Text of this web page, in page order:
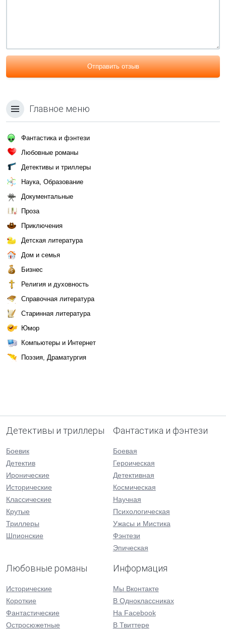
Отправить отзыв
Главное меню
Фантастика и фэнтези
Любовные романы
Детективы и триллеры
Наука, Образование
Документальные
Проза
Приключения
Детская литература
Дом и семья
Бизнес
Религия и духовность
Справочная литература
Старинная литература
Юмор
Компьютеры и Интернет
Поэзия, Драматургия
Детективы и триллеры
Боевик
Детектив
Иронические
Исторические
Классические
Крутые
Триллеры
Шпионские
Фантастика и фэнтези
Боевая
Героическая
Детективная
Космическая
Научная
Психологическая
Ужасы и Мистика
Фэнтези
Эпическая
Любовные романы
Исторические
Короткие
Фантастические
Остросюжетные
Информация
Мы Вконтакте
В Одноклассниках
На Facebook
В Твиттере